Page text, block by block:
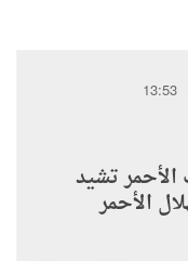
13:53
الأحمر تشيد
الأحمر